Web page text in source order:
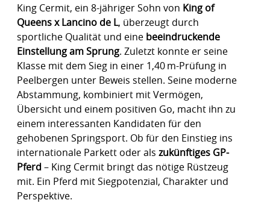
King Cermit, ein 8-jähriger Sohn von King of
Queens x Lancino de L, überzeugt durch
sportliche Qualität und eine beeindruckende
Einstellung am Sprung. Zuletzt konnte er seine
Klasse mit dem Sieg in einer 1,40 m-Prüfung in
Peelbergen unter Beweis stellen. Seine moderne
Abstammung, kombiniert mit Vermögen,
Übersicht und einem positiven Go, macht ihn zu
einem interessanten Kandidaten für den
gehobenen Springsport. Ob für den Einstieg ins
internationale Parkett oder als zukünftiges GP-
Pferd– King Cermit bringt das nötige Rüstzeug
mit. Ein Pferd mit Siegpotenzial, Charakter und
Perspektive.